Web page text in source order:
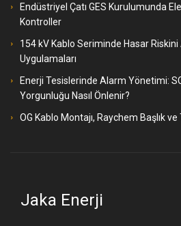
Endüstriyel Çatı GES Kurulumunda
Kontroller
154 kV Kablo Seriminde Hasar
Uygulamaları
Enerji Tesislerinde Alarm Yönetimi:
Yorgunluğu Nasıl Önlenir?
OG Kablo Montajı, Raychem Başlık
Jaka Enerji